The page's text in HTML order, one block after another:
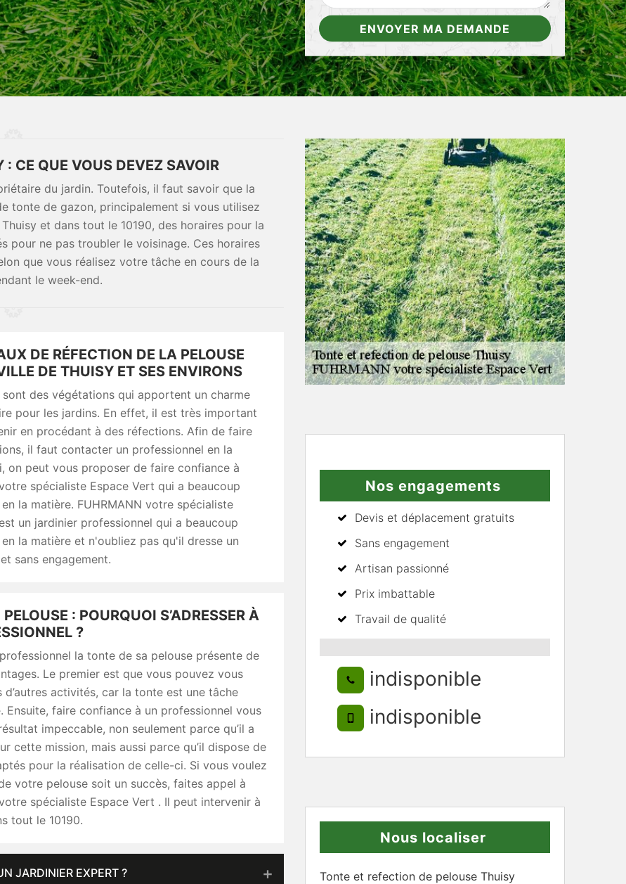
CE QUE VOUS DEVEZ SAVOIR
du jardin. Toutefois, il faut savoir que la
tonte de gazon, principalement si vous utilisez
et dans tout le 10190, des horaires pour la
pour ne pas troubler le voisinage. Ces horaires
que vous réalisez votre tâche en cours de la
le week-end.
DE RÉFECTION DE LA PELOUSE
DE THUISY ET SES ENVIRONS
sont des végétations qui apportent un charme
pour les jardins. En effet, il est très important
en procédant à des réfections. Afin de faire
il faut contacter un professionnel en la
on peut vous proposer de faire confiance à
spécialiste Espace Vert qui a beaucoup
la matière. FUHRMANN votre spécialiste
un jardinier professionnel qui a beaucoup
la matière et n'oubliez pas qu'il dresse un
sans engagement.
: POURQUOI S’ADRESSER À
?
la tonte de sa pelouse présente de
Le premier est que vous pouvez vous
d’autres activités, car la tonte est une tâche
Ensuite, faire confiance à un professionnel vous
impeccable, non seulement parce qu’il a
cette mission, mais aussi parce qu’il dispose de
pour la réalisation de celle-ci. Si vous voulez
votre pelouse soit un succès, faites appel à
spécialiste Espace Vert . Il peut intervenir à
tout le 10190.
JARDINIER EXPERT ?
Nos engagements
Devis et déplacement gratuits
Sans engagement
Artisan passionné
Prix imbattable
Travail de qualité
indisponible
indisponible
Nous localiser
Tonte et refection de pelouse Thuisy